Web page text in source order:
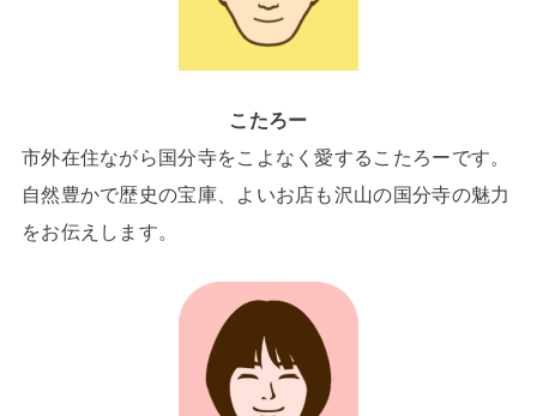
こたろー
市外在住ながら国分寺をこよなく愛するこたろーです。
自然豊かで歴史の宝庫、よいお店も沢山の国分寺の魅力
をお伝えします。